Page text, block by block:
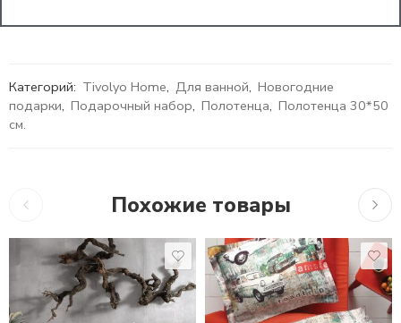
Категорий: Tivolyo Home, Для ванной, Новогодние
подарки, Подарочный набор, Полотенца, Полотенца 30*50
см.
Похожие товары